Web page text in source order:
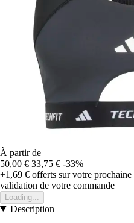
À partir de
50,00 € 33,75 € -33%
+1,69 € offerts sur votre prochaine
validation de votre commande
Loading...
Description